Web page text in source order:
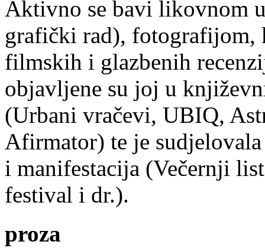
Aktivno se bavi likovnom
grafički rad), fotografijom,
filmskih i glazbenih
objavljene su joj u
(Urbani vračevi, UBIQ,
Afirmator) te je
i manifestacija (Večernji
festival i dr.).
proza